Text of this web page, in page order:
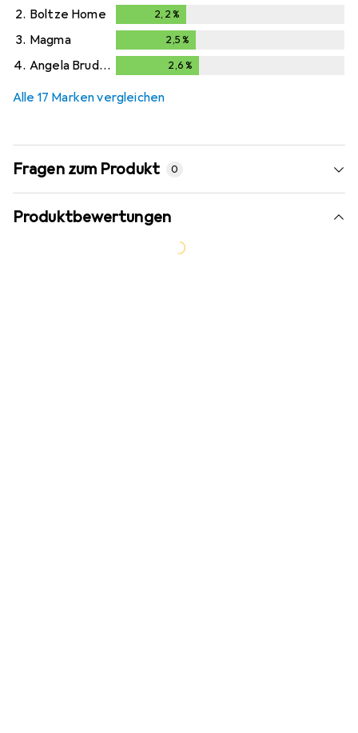
2. Boltze Home 2,2 %
3. Magma 2,5 %
4. Angela Bruderer 2,6 %
Alle 17 Marken vergleichen
Fragen zum Produkt 0
Produktbewertungen